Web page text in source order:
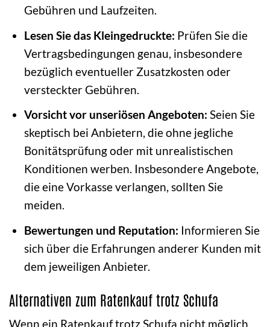
Gebühren und Laufzeiten.
Lesen Sie das Kleingedruckte: Prüfen Sie die
Vertragsbedingungen genau, insbesondere
bezüglich eventueller Zusatzkosten oder
versteckter Gebühren.
Vorsicht vor unseriösen Angeboten: Seien Sie
skeptisch bei Anbietern, die ohne jegliche
Bonitätsprüfung oder mit unrealistischen
Konditionen werben. Insbesondere Angebote,
die eine Vorkasse verlangen, sollten Sie
meiden.
Bewertungen und Reputation: Informieren Sie
sich über die Erfahrungen anderer Kunden mit
dem jeweiligen Anbieter.
Alternativen zum Ratenkauf trotz Schufa
Wenn ein Ratenkauf trotz Schufa nicht möglich